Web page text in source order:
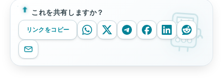
これを共有しますか？
リンクをコピー